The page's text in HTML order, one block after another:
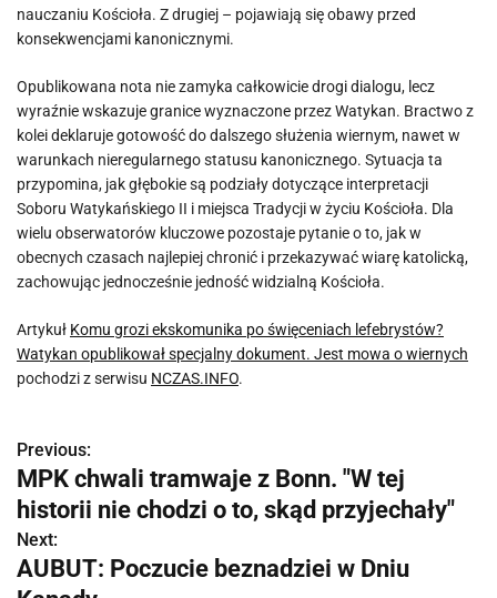
nauczaniu Kościoła. Z drugiej – pojawiają się obawy przed
konsekwencjami kanonicznymi.
Opublikowana nota nie zamyka całkowicie drogi dialogu, lecz
wyraźnie wskazuje granice wyznaczone przez Watykan. Bractwo z
kolei deklaruje gotowość do dalszego służenia wiernym, nawet w
warunkach nieregularnego statusu kanonicznego. Sytuacja ta
przypomina, jak głębokie są podziały dotyczące interpretacji
Soboru Watykańskiego II i miejsca Tradycji w życiu Kościoła. Dla
wielu obserwatorów kluczowe pozostaje pytanie o to, jak w
obecnych czasach najlepiej chronić i przekazywać wiarę katolicką,
zachowując jednocześnie jedność widzialną Kościoła.
Artykuł Komu grozi ekskomunika po święceniach lefebrystów?
Watykan opublikował specjalny dokument. Jest mowa o wiernych
pochodzi z serwisu NCZAS.INFO.
N
a
w
i
Previous:
MPK chwali tramwaje z Bonn. "W tej
historii nie chodzi o to, skąd przyjechały"
Next:
AUBUT: Poczucie beznadziei w Dniu